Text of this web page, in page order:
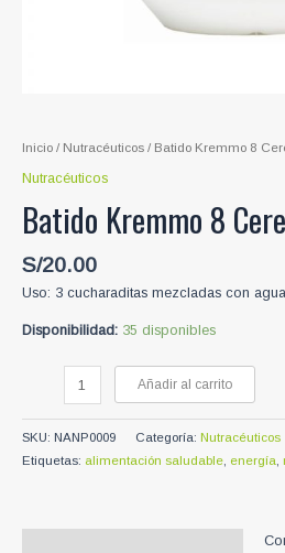
Inicio / Nutracéuticos / Batido Kremmo 8
Nutracéuticos
Batido Kremmo 8
S/20.00
Uso: 3 cucharaditas mezcladas con
Disponibilidad: 35 disponibles
Kremmo
8
Cereales
420g
Añadir al carrito
SKU: NANP0009 Categoría: Nutracéuticos
Etiquetas: alimentación saludable energía